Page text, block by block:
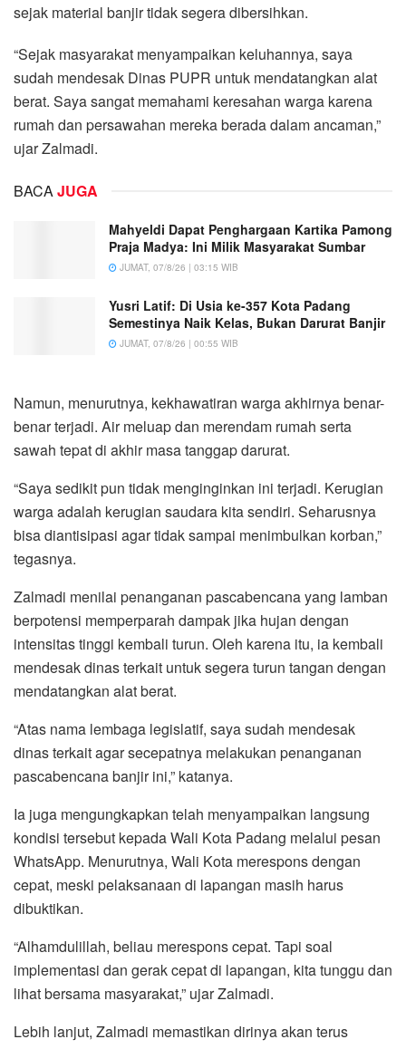
sejak material banjir tidak segera dibersihkan.
“Sejak masyarakat menyampaikan keluhannya, saya
sudah mendesak Dinas PUPR untuk mendatangkan alat
berat. Saya sangat memahami keresahan warga karena
rumah dan persawahan mereka berada dalam ancaman,”
ujar Zalmadi.
BACAJUGA
Mahyeldi Dapat Penghargaan Kartika Pamong
Praja Madya: Ini Milik Masyarakat Sumbar
JUMAT, 07/8/26 | 03:15 WIB
Yusri Latif: Di Usia ke-357 Kota Padang
Semestinya Naik Kelas, Bukan Darurat Banjir
JUMAT, 07/8/26 | 00:55 WIB
Namun, menurutnya, kekhawatiran warga akhirnya benar-
benar terjadi. Air meluap dan merendam rumah serta
sawah tepat di akhir masa tanggap darurat.
“Saya sedikit pun tidak menginginkan ini terjadi. Kerugian
warga adalah kerugian saudara kita sendiri. Seharusnya
bisa diantisipasi agar tidak sampai menimbulkan korban,”
tegasnya.
Zalmadi menilai penanganan pascabencana yang lamban
berpotensi memperparah dampak jika hujan dengan
intensitas tinggi kembali turun. Oleh karena itu, ia kembali
mendesak dinas terkait untuk segera turun tangan dengan
mendatangkan alat berat.
“Atas nama lembaga legislatif, saya sudah mendesak
dinas terkait agar secepatnya melakukan penanganan
pascabencana banjir ini,” katanya.
Ia juga mengungkapkan telah menyampaikan langsung
kondisi tersebut kepada Wali Kota Padang melalui pesan
WhatsApp. Menurutnya, Wali Kota merespons dengan
cepat, meski pelaksanaan di lapangan masih harus
dibuktikan.
“Alhamdulillah, beliau merespons cepat. Tapi soal
implementasi dan gerak cepat di lapangan, kita tunggu dan
lihat bersama masyarakat,” ujar Zalmadi.
Lebih lanjut, Zalmadi memastikan dirinya akan terus